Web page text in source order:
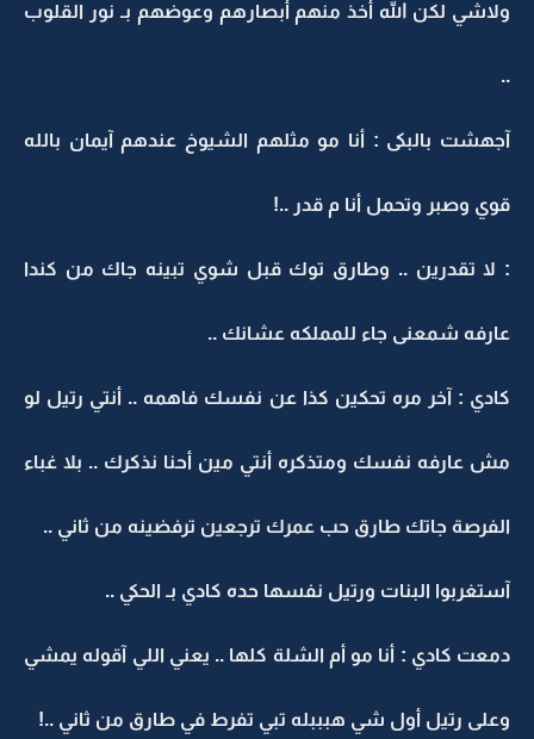
ولاشي لكن الله أخذ منهم أبصارهم وعوضهم بـ نور القلوب
..
آجهشت بالبكى : أنا مو مثلهم الشيوخ عندهم آيمان بالله
قوي وصبر وتحمل أنا م قدر ..!
: لا تقدرين .. وطارق توك قبل شوي تبينه جاك من كندا
عارفه شمعنى جاء للمملكه عشانك ..
كادي : آخر مره تحكين كذا عن نفسك فاهمه .. أنتي رتيل لو
مش عارفه نفسك ومتذكره أنتي مين أحنا نذكرك .. بلا غباء
الفرصة جاتك طارق حب عمرك ترجعين ترفضينه من ثاني ..
آستغربوا البنات ورتيل نفسها حده كادي بـ الحكي ..
دمعت كادي : أنا مو أم الشلة كلها .. يعني اللي آقوله يمشي
وعلى رتيل أول شي هبببله تبي تفرط في طارق من ثاني ..!